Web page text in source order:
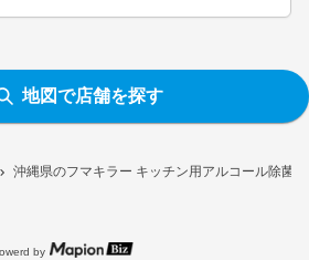
沖縄県のフマキラー キッチン用アルコール除菌
地図で店舗を探す
by